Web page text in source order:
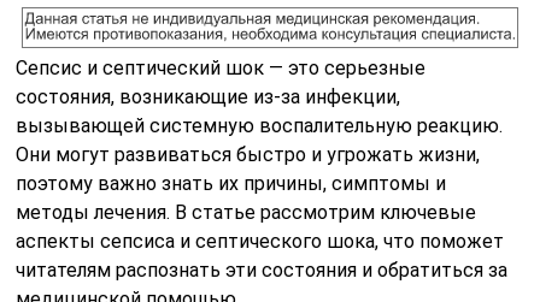
Сепсис и септический шок — это серьезные
состояния, возникающие из-за инфекции,
вызывающей системную воспалительную реакцию.
Они могут развиваться быстро и угрожать жизни,
поэтому важно знать их причины, симптомы и
методы лечения. В статье рассмотрим ключевые
аспекты сепсиса и септического шока, что поможет
читателям распознать эти состояния и обратиться за